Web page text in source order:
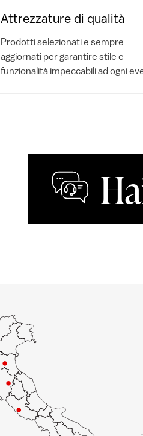
Attrezzature di qualità
Prodotti selezionati e sempre
aggiornati per garantire stile e
funzionalità impeccabili ad ogni